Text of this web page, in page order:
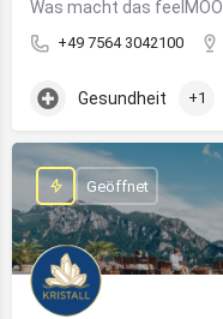
+49 7564 3042100
Gesundheit +1
Geöffnet